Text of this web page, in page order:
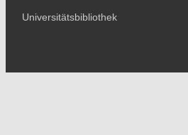
Universitätsbibliothek